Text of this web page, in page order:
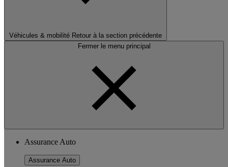
Véhicules & mobilité Retour à la section précédente
Fermer le menu principal
Assurance Auto
Assurance Auto